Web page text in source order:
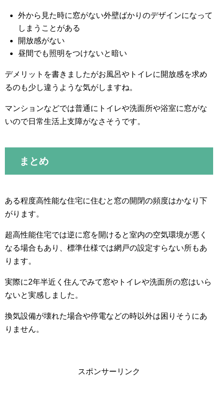
外から見た時に窓がない外壁ばかりのデザインになって
しまうことがある
開放感がない
昼間でも照明をつけないと暗い
デメリットを書きましたがお風呂やトイレに開放感を求め
るのも少し違うような気がしますね。
マンションなどでは普通にトイレや洗面所や浴室に窓がな
いので日常生活上支障がなさそうです。
まとめ
ある程度高性能な住宅に住むと窓の開閉の頻度はかなり下
がります。
超高性能住宅では逆に窓を開けると室内の空気環境が悪く
なる場合もあり、標準仕様では網戸の設定すらない所もあ
ります。
実際に2年半近く住んでみて窓やトイレや洗面所の窓はいら
ないと実感しました。
換気設備が壊れた場合や停電などの時以外は困りそうにあ
りません。
スポンサーリンク